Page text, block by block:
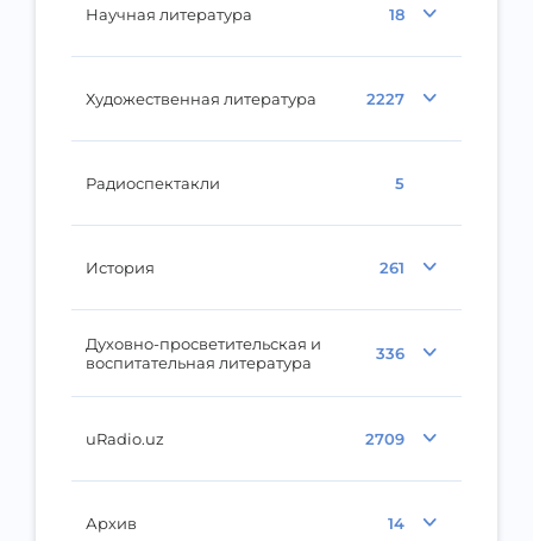
Научная литература 18
Художественная литература 2227
Радиоспектакли 5
История 261
Духовно-просветительская и
воспитательная литература
336
uRadio.uz 2709
Архив 14